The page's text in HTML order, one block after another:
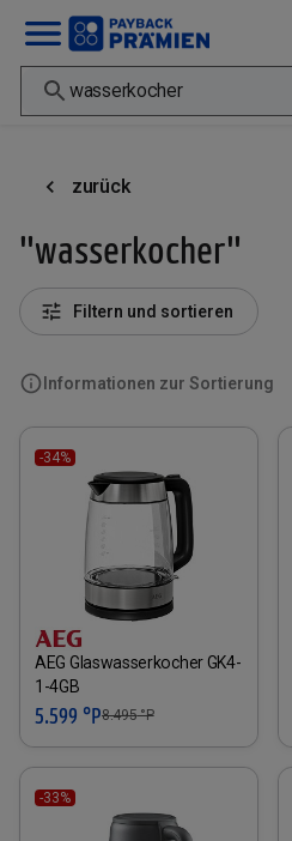
zurück
"wasserkocher"
Informationen zur Sortierung
Filtern und sortieren
-34%
AEG Glaswasserkocher GK4-
1-4GB
5.599 °P8.495°P
-33%